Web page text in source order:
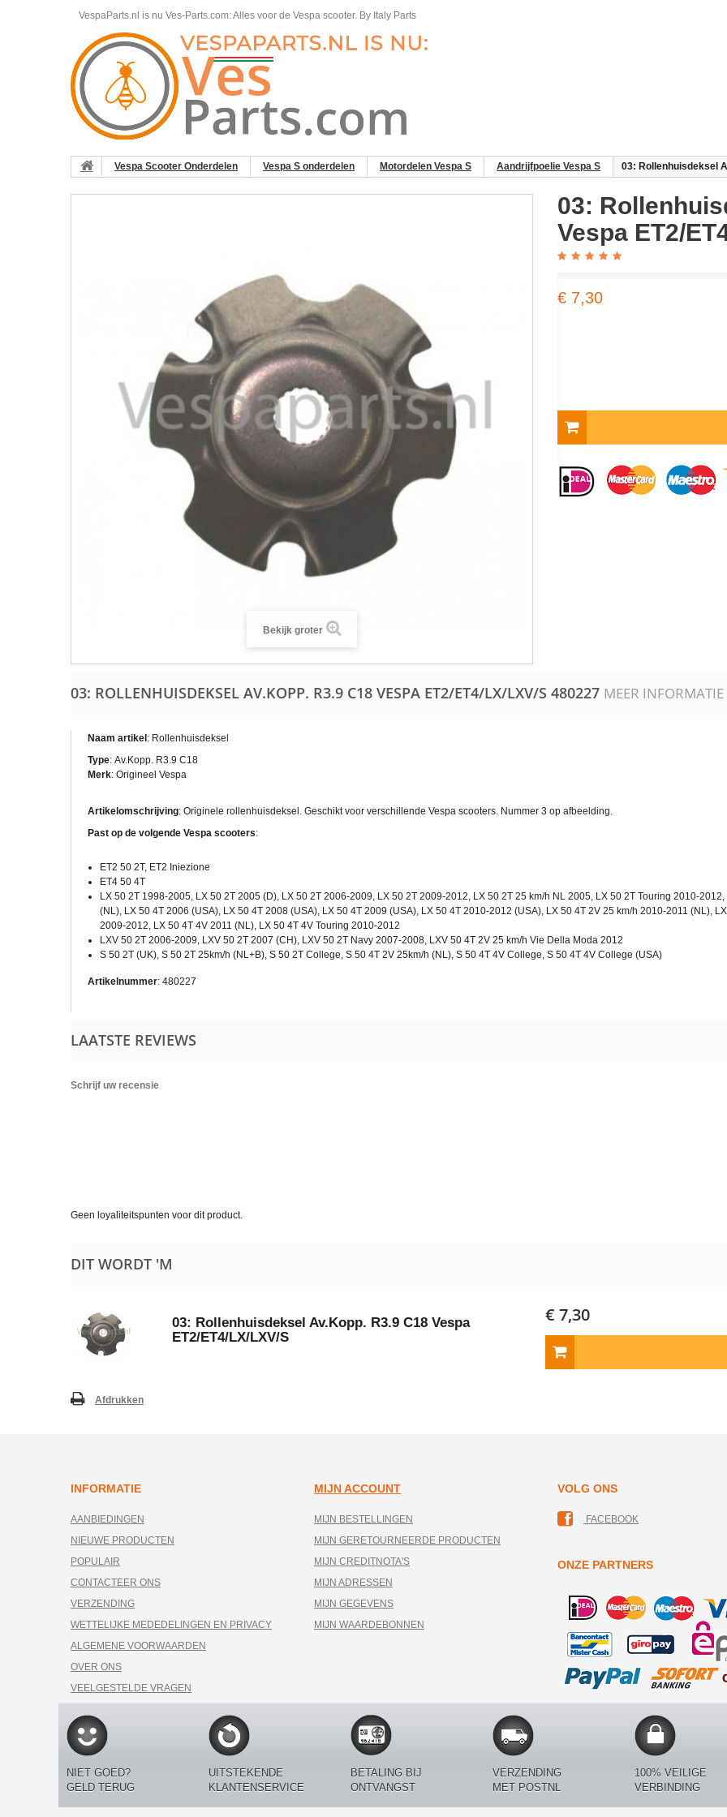
VespaParts.nl is nu Ves-Parts.com: Alles voor de Vespa scooter. By Italy Parts
Vespa Scooter Onderdelen Vespa S onderdelen Motordelen Vespa S Aandrijfpoelie Vespa S 03: Rollenhuisdeksel
Bekijk groter
03:
Vespa ET2/
€ 7,30
03: ROLLENHUISDEKSEL AV.KOPP. R3.9 C18 VESPA ET2/ET4/LX/LXV/S 480227 MEER INFORMATIE
Naam artikel : Rollenhuisdeksel
Type: Av.Kopp. R3.9 C18
Merk: Origineel Vespa
Artikelomschrijving: Originele rollenhuisdeksel. Geschikt voor verschillende Vespa scooters. Nummer 3 op afbeelding.
Past op de volgende Vespa scooters:
ET2 50 2T, ET2 Iniezione
ET4 50 4T
LX 50 2T 1998-2005, LX 50 2T 2005 (D), LX 50 2T 2006-2009, LX 50 2T 2009-2012, LX 50 2T 25 km/h NL 2005, LX 50 2T Touring 2010-
(NL), LX 50 4T 2006 (USA), LX 50 4T 2008 (USA), LX 50 4T 2009 (USA), LX 50 4T 2010-2012 (USA), LX 50 4T 2V 25 km/h 2010-2011 (NL),
2009-2012, LX 50 4T 4V 2011 (NL), LX 50 4T 4V Touring 2010-2012
LXV 50 2T 2006-2009, LXV 50 2T 2007 (CH), LXV 50 2T Navy 2007-2008, LXV 50 4T 2V 25 km/h Vie Della Moda 2012
S 50 2T (UK), S 50 2T 25km/h (NL+B), S 50 2T College, S 50 4T 2V 25km/h (NL), S 50 4T 4V College, S 50 4T 4V College (USA)
Artikelnummer: 480227
LAATSTE REVIEWS
Schrijf uw recensie
Geen loyaliteitspunten voor dit product.
DIT WORDT 'M
03: Rollenhuisdeksel Av.Kopp. R3.9 C18 Vespa
ET2/ET4/LX/LXV/S
€ 7,30
Afdrukken
INFORMATIE
AANBIEDINGEN
NIEUWE PRODUCTEN
POPULAIR
CONTACTEER ONS
VERZENDING
WETTELIJKE MEDEDELINGEN EN PRIVACY
ALGEMENE VOORWAARDEN
OVER ONS
VEELGESTELDE VRAGEN
MIJN ACCOUNT
MIJN BESTELLINGEN
MIJN GERETOURNEERDE PRODUCTEN
MIJN CREDITNOTA'S
MIJN ADRESSEN
MIJN GEGEVENS
MIJN WAARDEBONNEN
VOLG ONS
FACEBOOK
ONZE PARTNERS
NIET GOED?
GELD TERUG
UITSTEKENDE
KLANTENSERVICE
BETALING BIJ
ONTVANGST
VERZENDING
MET POSTNL
100% VEILIGE
VERBINDING